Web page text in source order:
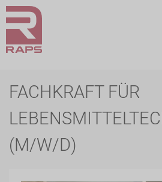
FACHKRAFT FÜR
(M/W/D)